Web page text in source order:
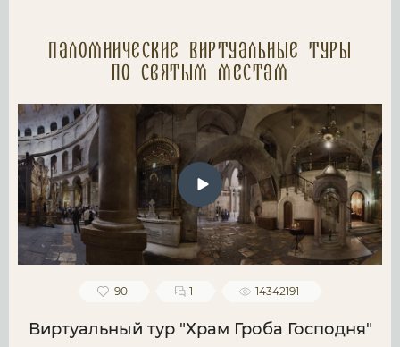
Паломнические Виртуальные туры
по святым местам
90 1 14342191
Виртуальный тур "Храм Гроба Господня"